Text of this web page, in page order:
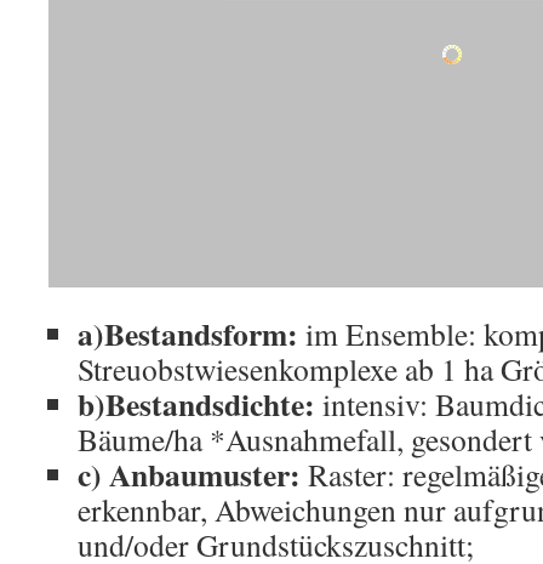
a)Bestandsform: im Ensemble:
Streuobstwiesenkomplexe ab 1 ha
b)Bestandsdichte: intensiv:
Bäume/ha *Ausnahmefall,
c) Anbaumuster: Raster:
erkennbar, Abweichungen nur
und/oder Grundstückszuschnitt;